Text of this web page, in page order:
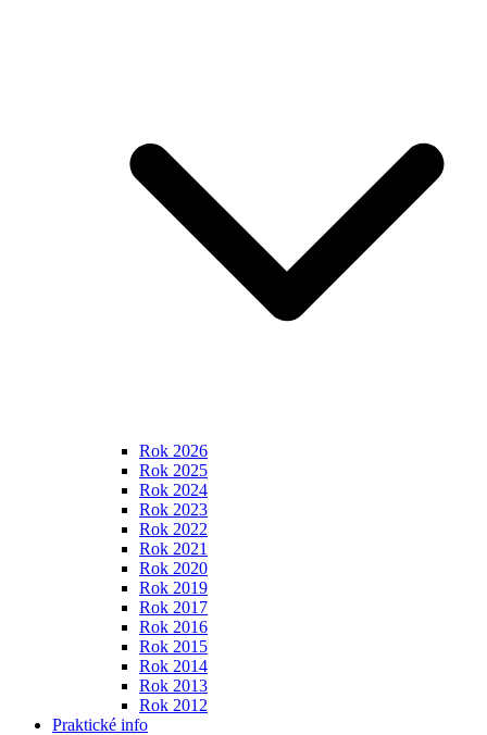
Rok 2026
Rok 2025
Rok 2024
Rok 2023
Rok 2022
Rok 2021
Rok 2020
Rok 2019
Rok 2017
Rok 2016
Rok 2015
Rok 2014
Rok 2013
Rok 2012
Praktické info